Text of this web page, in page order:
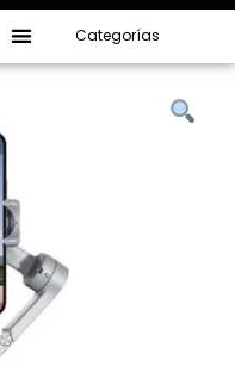
Categorías